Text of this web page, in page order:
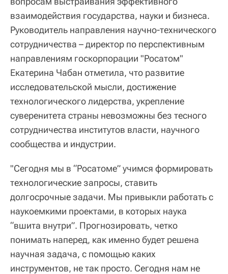
взаимодействия государства, науки и бизнеса.
Руководитель направления научно-технического
сотрудничества – директор по перспективным
направлениям госкорпорации "Росатом"
Екатерина Чабан отметила, что развитие
исследовательской мысли, достижение
технологического лидерства, укрепление
суверенитета страны невозможны без тесного
сотрудничества институтов власти, научного
сообщества и индустрии.
"Сегодня мы в “Росатоме” учимся формировать
технологические запросы, ставить
долгосрочные задачи. Мы привыкли работать с
наукоемкими проектами, в которых наука
“вшита внутри”. Прогнозировать, четко
понимать наперед, как именно будет решена
научная задача, с помощью каких
инструментов, не так просто. Сегодня нам не